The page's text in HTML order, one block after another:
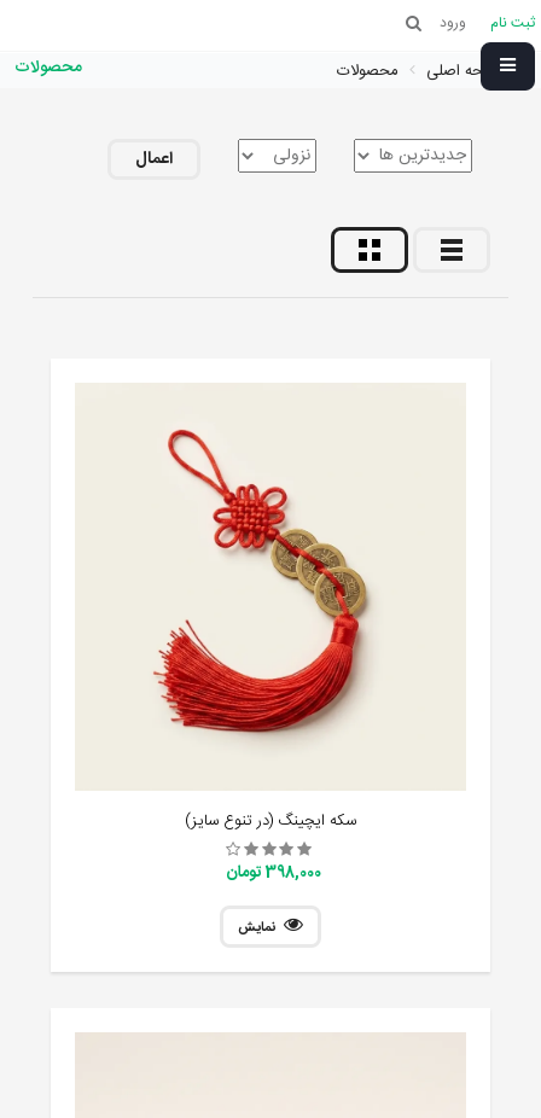
ثبت نام ورود
صفحه اصلی محصولات محصولات
اعمال
سکه ایچینگ (در تنوع سایز)
398,000 تومان
نمایش